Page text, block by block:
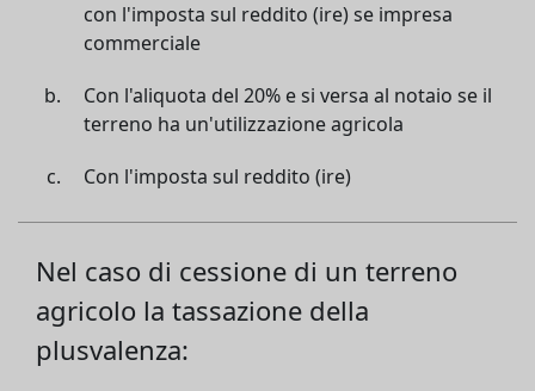
con l'imposta sul reddito (ire) se impresa
commerciale
Con l'aliquota del 20% e si versa al notaio se il
terreno ha un'utilizzazione agricola
Con l'imposta sul reddito (ire)
Nel caso di cessione di un terreno
agricolo la tassazione della
plusvalenza: